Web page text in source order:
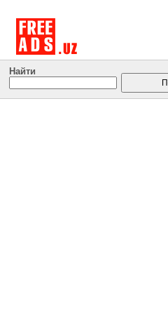
Найти